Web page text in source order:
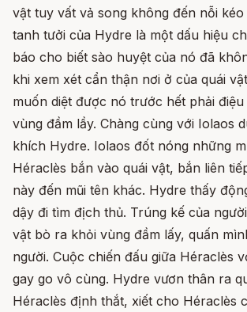
vật tuy vất vả song không đến nỗi
tanh tưởi của Hydre là một dấu hiệu
báo cho biết sào huyệt của nó đã
khi xem xét cẩn thận nơi ở của quái
muốn diệt được nó trước hết phải
vùng đầm lầy. Chàng cùng với Iolaos
khích Hydre. Iolaos đốt nóng những
Héraclès bắn vào quái vật, bắn liên
này đến mũi tên khác. Hydre thấy
dậy đi tìm địch thủ. Trúng kế của
vật bò ra khỏi vùng đầm lấy, quấn
người. Cuộc chiến đấu giữa Héraclès
gay go vô cùng. Hydre vươn thân ra
Héraclès định thắt, xiết cho Héraclès